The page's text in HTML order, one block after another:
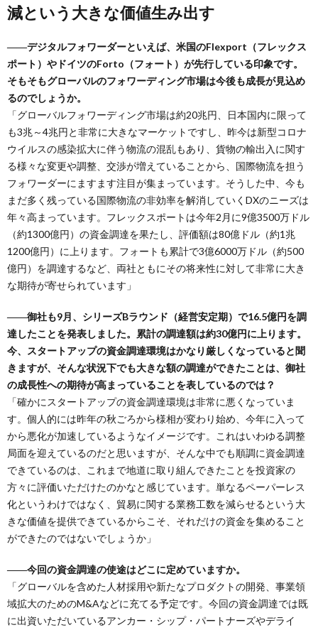
減という大きな価値生み出す
――デジタルフォワーダーといえば、米国のFlexport（フレックス
ポート）やドイツのForto（フォート）が先行している印象です。
そもそもグローバルのフォワーディング市場は今後も成長が見込め
るのでしょうか。
「グローバルフォワーディング市場は約20兆円、日本国内に限って
も3兆～4兆円と非常に大きなマーケットですし、昨今は新型コロナ
ウイルスの感染拡大に伴う物流の混乱もあり、貨物の輸出入に関す
る様々な変更や調整、交渉が増えていることから、国際物流を担う
フォワーダーにますます注目が集まっています。そうした中、今も
まだ多く残っている国際物流の非効率を解消していくDXのニーズは
年々高まっています。フレックスポートは今年2月に9億3500万ドル
（約1300億円）の資金調達を果たし、評価額は80億ドル（約1兆
1200億円）に上ります。フォートも累計で3億6000万ドル（約500
億円）を調達するなど、両社ともにその将来性に対して非常に大き
な期待が寄せられています」
――御社も9月、シリーズBラウンド（経営安定期）で16.5億円を調
達したことを発表しました。累計の調達額は約30億円に上ります。
今、スタートアップの資金調達環境はかなり厳しくなっていると聞
きますが、そんな状況下でも大きな額の調達ができたことは、御社
の成長性への期待が高まっていることを表しているのでは？
「確かにスタートアップの資金調達環境は非常に悪くなっていま
す。個人的には昨年の秋ごろから様相が変わり始め、今年に入って
から悪化が加速しているようなイメージです。これはいわゆる調整
局面を迎えているのだと思いますが、そんな中でも順調に資金調達
できているのは、これまで地道に取り組んできたことを投資家の
方々に評価いただけたのかなと感じています。単なるペーパーレス
化というわけではなく、貿易に関する業務工数を減らせるという大
きな価値を提供できているからこそ、それだけの資金を集めること
ができたのではないでしょうか」
――今回の資金調達の使途はどこに定めていますか。
「グローバルを含めた人材採用や新たなプロダクトの開発、事業領
域拡大のためのM&Aなどに充てる予定です。今回の資金調達では既
に出資いただいているアンカー・シップ・パートナーズやデライ